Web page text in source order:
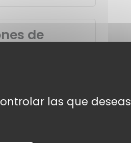
de
Fi Direct, punto de
las que deseas